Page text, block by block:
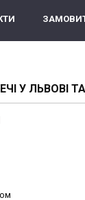
У ЛЬВОВІ